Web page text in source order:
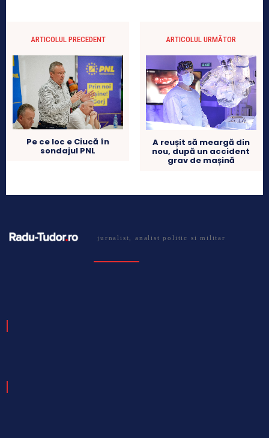
ARTICOLUL PRECEDENT
Pe ce loc e Ciucă în
sondajul PNL
ARTICOLUL URMĂTOR
A reușit să meargă din
nou, după un accident
grav de mașină
jurnalist, analist politic si militar